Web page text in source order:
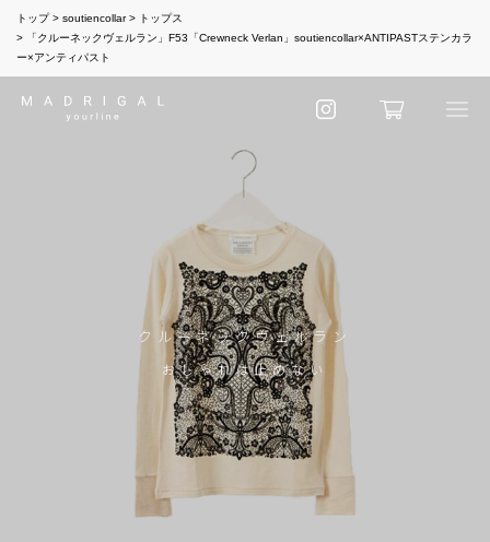
トップ soutiencollar
トップス
「クルーネックヴェルラン」F53「Crewneck Verlan」soutiencollar×ANTIPASTステンカラ
ー×アンティパスト
クルーネックヴェルラン
おしゃれは止めない